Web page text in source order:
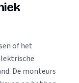
of het
De monteurs